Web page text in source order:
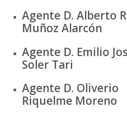
Agente D. Alberto
Muñoz Alarcón
Agente D. Emilio
Soler Tari
Agente D. Oliverio
Riquelme Moreno